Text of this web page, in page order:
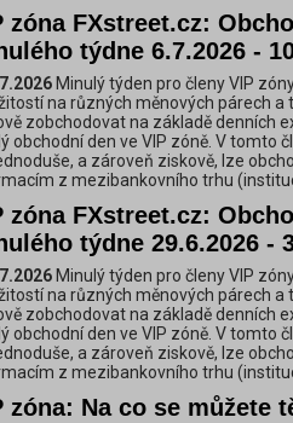
zóna FXstreet.cz:
týdne 6.7.2026 -
Minulý týden pro členy VIP
na různých měnových párech a
zobchodovat na základě denních
obchodní den ve VIP zóně. V tomto
a zároveň ziskově, lze
z mezibankovního trhu
zóna FXstreet.cz:
týdne 29.6.2026 -
Minulý týden pro členy VIP
na různých měnových párech a
zobchodovat na základě denních
obchodní den ve VIP zóně. V tomto
a zároveň ziskově, lze
z mezibankovního trhu
zóna: Na co se můžete